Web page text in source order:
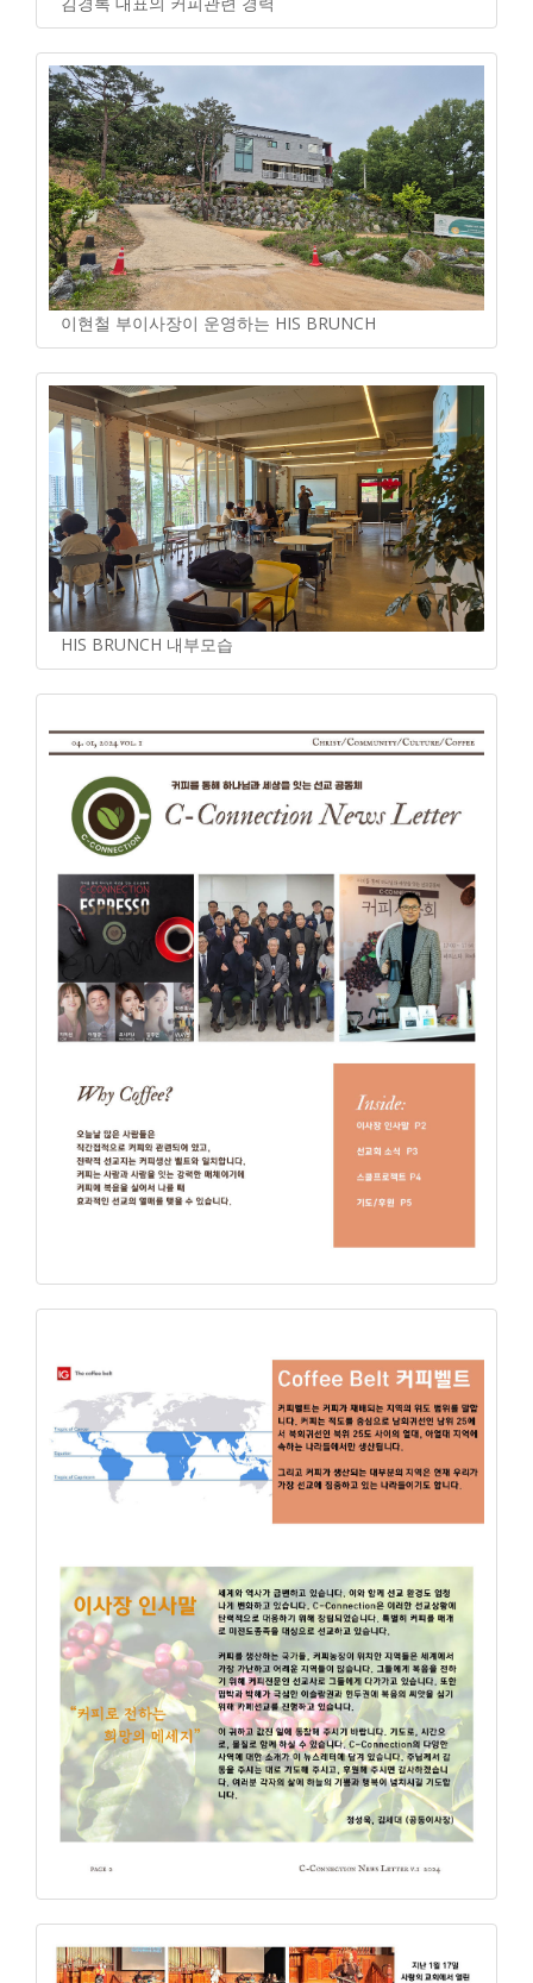
이현철 부이사장이 운영하는 HIS BRUNCH
HIS BRUNCH 내부모습